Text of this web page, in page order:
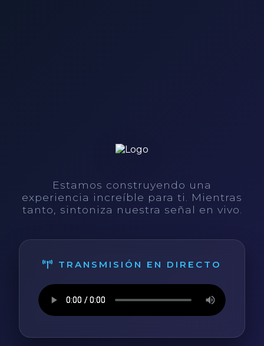
Estamos construyendo una
experiencia increíble para ti. Mientras
tanto, sintoniza nuestra señal en vivo.
TRANSMISIÓN EN DIRECTO